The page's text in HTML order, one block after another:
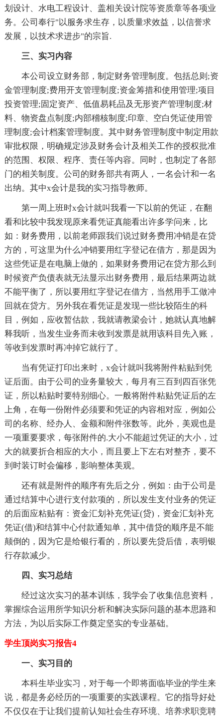
划设计、水电工程设计、盖相关设计院等资质章等各项业
务。公司奉行"以服务求生存，以质量求效益，以信誉求
发展，以技术求进步"的宗旨.
三、实习内容
本公司设立财务部，制定财务管理制度。包括总则;资
金管理制度;费用开支管理制度;资金筹措和使用管理;项目
投资管理;固定资产、低值易耗品及无形资产管理制度;材
料、物资盘点制度;内部稽核制度;印章、空白凭证使用管
理制度;会计档案管理制度。其中财务管理制度中制定用款
审批权限，明确规定涉及财务会计及相关工作的授权批准
的范围、权限、程序、责任等内容。同时，也制定了各部
门的相关制度。公司的财务部共有两人，一名会计和一名
出纳。其中x会计是我的实习指导教师。
第一周上班时x会计就叫我看一下以前的凭证，在翻
看和比较中我发现原来看凭证真能看出许多学问来，比
如：财务费用，以前老师跟我们说过财务费用冲销是在贷
方的，可这里为什么冲销要用红字登记在借方，那是因为
这些凭证是在电脑上做的，如果财务费用记在贷方那么到
时候资产负债表就无法显示出财务费用，最后结果两边就
不能平衡了，所以要用红字登记在借方，当然用手工做冲
回就在贷方。另外我在看凭证是发现一些比较陌生的科
目，例如，应收暂估款，我就请教梁会计，她就认真地解
释我听，当发生业务而未收到发票是就用该科目先入账，
等收到发票时再冲掉它就行了。
当有凭证打印出来时，x会计就叫我将附件粘贴到凭
证后面。由于公司的业务量较大，每月有三百到四百张凭
证，所以粘贴时要特别细心。一般将附件粘贴凭证后的左
上角，在每一份附件必须要和凭证的内容相对应，例如公
司的名称、经办人、金额和附件张数等。此外，美观也是
一项重要要求，每张附件的.大小不能超过凭证的大小，过
大的就要折合相应的大小，而且要上下左右对整齐，要不
到时装订时会偏移，影响整体美观。
还有就是附件的顺序有先后之分，例如：由于公司是
通过结算中心进行支付款项的，所以发生支付业务的凭证
的后面应粘贴有：资金汇划补充凭证(贷)，资金汇划补充
凭证(借)和结算中心付款通知单，其中借贷的顺序是不能
颠倒的，因为它是给银行看的，所以要先贷后借，表明银
行存款减少。
四、实习总结
经过这次实习的基本训练，我学会了收集信息资料，
掌握综合运用所学知识分析和解决实际问题的基本思路和
方法，为以后实际工作奠定坚实的专业基础。
学生顶岗实习报告4
一、实习目的
本科生毕业实习，对于每一个即将面临毕业的学生来
说，都是务必经历的一项重要的实践课程。它的指导好处
不仅仅在于让我们提前认知社会生存环境、培养求职竞聘